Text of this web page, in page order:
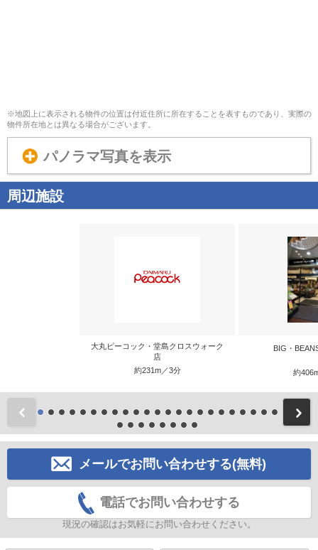
※地図上に表示される物件の位置は付近住所に所在することを表すものであり、実際の
物件所在地とは異なる場合がございます。
パノラマ写真を表示
周辺施設
大丸ピーコック・堂島クロスウォーク
店
約231m／3分
BIG・
約
前
メールでお問い合わせする(無料)
電話でお問い合わせする
現況の確認はお気軽にお問い合わせください。